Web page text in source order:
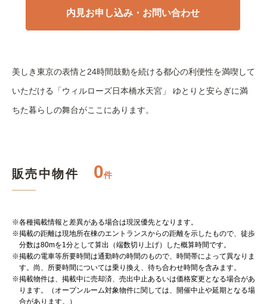
内見お申し込み・お問い合わせ
美しき東京の表情と24時間鼓動を続ける都心の利便性を満喫して
いただける「ウィルローズ日本橋水天宮」
ゆとりと安らぎに満
ちた暮らしの舞台がここにあります。
販売中物件 0件
※各種掲載情報と差異がある場合は現況優先となります。
※掲載の距離は現地所在棟のエントランスからの距離を示したもので、徒歩
分数は80mを1分として算出（端数切り上げ）した概算時間です。
※掲載の電車等所要時間は通勤時の時間のもので、時間帯によって異なりま
す。尚、所要時間については乗り換え、待ち合わせ時間を含みます。
※掲載物件は、掲載中に売却済、売出中止あるいは価格変更となる場合があ
ります。（オープンルーム対象物件に関しては、開催中止や延期となる場
合があります。）